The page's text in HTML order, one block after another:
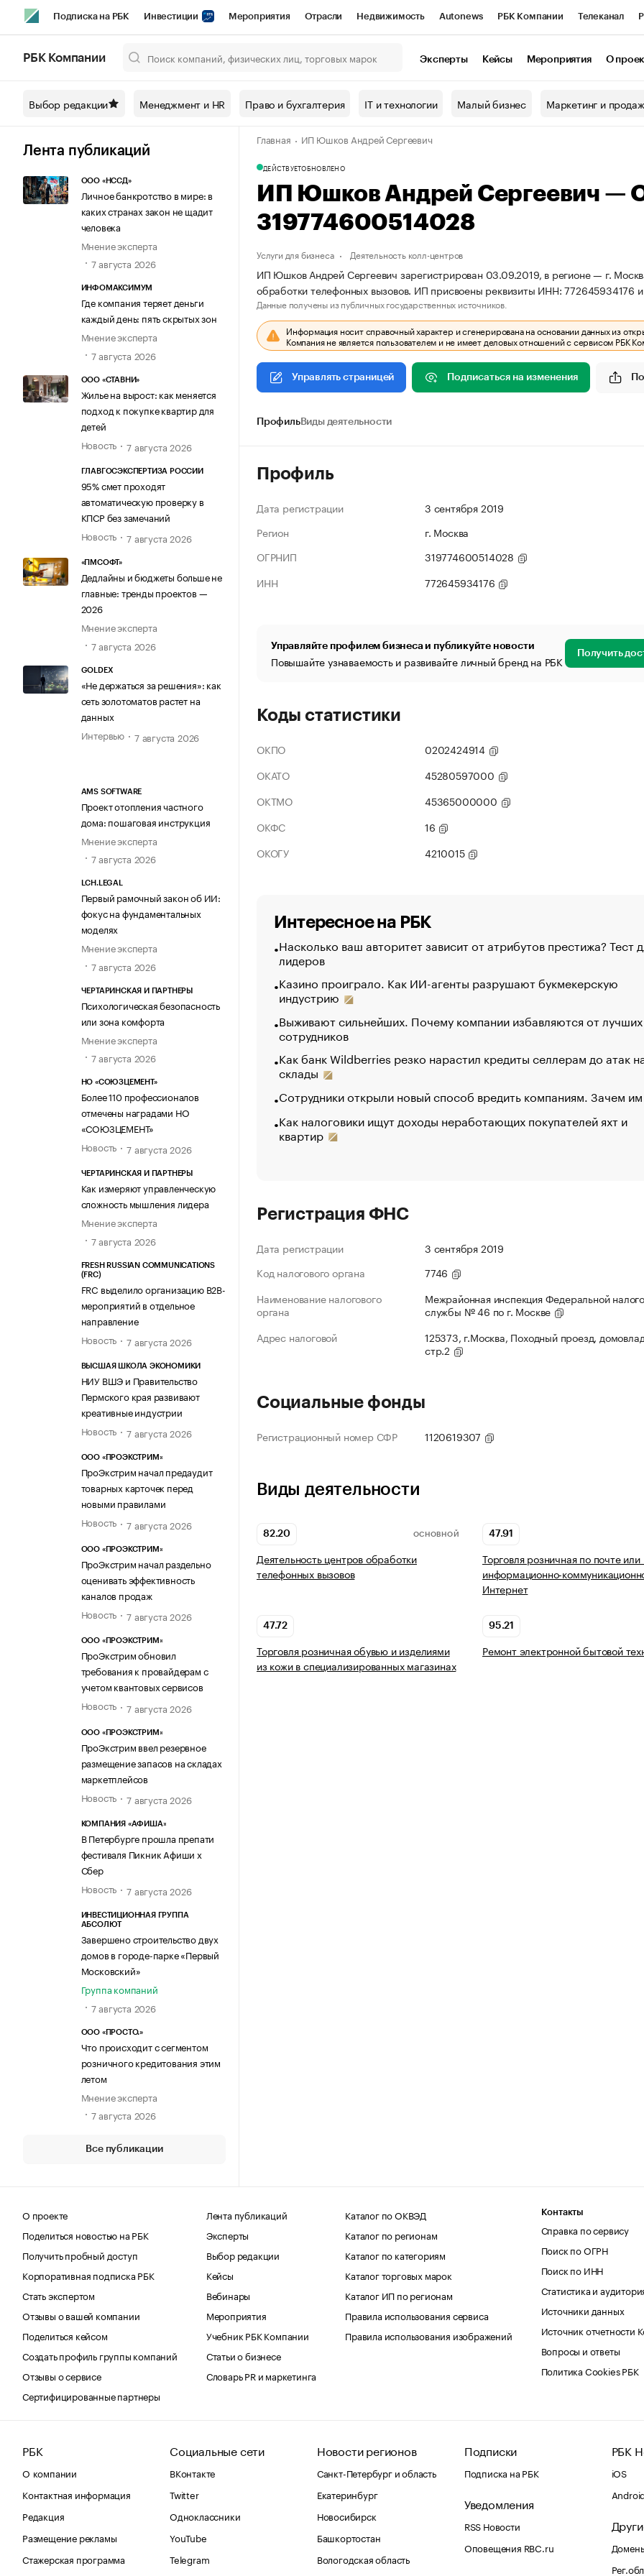
Подписка на РБК Инвестиции Мероприятия Отрасли Недвижимость Autonews РБК Компании Телеканал
Спецпроекты СПб Конференции СПб Спецпроекты Проверка контрагентов
Технологии и медиа Рынок наличной валюты
РБК Компании Эксперты Кейсы Мероприятия О
Выбор редакции Менеджмент и HR Право и бухгалтерия IT и технологии Малый бизнес Маркетинг и
Лента публикаций
ООО «НССД»
Личное банкротство в мире: в
каких странах закон не щадит
человека
Мнение эксперта
7 августа 2026
ИНФОМАКСИМУМ
Где компания теряет деньги
каждый день: пять скрытых зон
Мнение эксперта
7 августа 2026
ООО «СТАВНИ»
Жилье на вырост: как меняется
подход к покупке квартир для
детей
Новость
7 августа 2026
ГЛАВГОСЭКСПЕРТИЗА РОССИИ
95% смет проходят
автоматическую проверку в
КПСР без замечаний
Новость
7 августа 2026
«ПМСОФТ»
Дедлайны и бюджеты больше не
главные: тренды проектов —
2026
Мнение эксперта
7 августа 2026
GOLDEX
«Не держаться за решения»: как
сеть золотоматов растет на
данных
Интервью
7 августа 2026
AMS SOFTWARE
Проект отопления частного
дома: пошаговая инструкция
Мнение эксперта
7 августа 2026
LCH.LEGAL
Первый рамочный закон об ИИ:
фокус на фундаментальных
моделях
Мнение эксперта
7 августа 2026
ЧЕРТАРИНСКАЯ И ПАРТНЕРЫ
Психологическая безопасность
или зона комфорта
Мнение эксперта
7 августа 2026
НО «СОЮЗЦЕМЕНТ»
Более 110 профессионалов
отмечены наградами НО
«СОЮЗЦЕМЕНТ»
Новость
7 августа 2026
ЧЕРТАРИНСКАЯ И ПАРТНЕРЫ
Как измеряют управленческую
сложность мышления лидера
Мнение эксперта
7 августа 2026
FRESH RUSSIAN COMMUNICATIONS
(FRC)
FRC выделило организацию B2B-
мероприятий в отдельное
направление
Новость
7 августа 2026
ВЫСШАЯ ШКОЛА ЭКОНОМИКИ
НИУ ВШЭ и Правительство
Пермского края развивают
креативные индустрии
Новость
7 августа 2026
ООО «ПРОЭКСТРИМ»
ПроЭкстрим начал предаудит
товарных карточек перед
новыми правилами
Новость
7 августа 2026
ООО «ПРОЭКСТРИМ»
ПроЭкстрим начал раздельно
оценивать эффективность
каналов продаж
Новость
7 августа 2026
ООО «ПРОЭКСТРИМ»
ПроЭкстрим обновил
требования к провайдерам с
учетом квантовых сервисов
Новость
7 августа 2026
ООО «ПРОЭКСТРИМ»
ПроЭкстрим ввел резервное
размещение запасов на складах
маркетплейсов
Новость
7 августа 2026
КОМПАНИЯ «АФИША»
В Петербурге прошла препати
фестиваля Пикник Афиши х
Сбер
Новость
7 августа 2026
ИНВЕСТИЦИОННАЯ ГРУППА
АБСОЛЮТ
Завершено строительство двух
домов в городе-парке «Первый
Московский»
Группа компаний
7 августа 2026
ООО «ПРОСТО.»
Что происходит с сегментом
розничного кредитования этим
летом
Мнение эксперта
7 августа 2026
Все публикации
Главная ИП Юшков Андрей Сергеевич
ДЕЙСТВУЕТОБНОВЛЕНО
ИП Юшков Андрей Сергеевич —
319774600514028
Услуги для бизнеса Деятельность колл-центров
ИП Юшков Андрей Сергеевич зарегистрирован 03.09.2019, в регионе — г.
обработки телефонных вызовов. ИП присвоены реквизиты ИНН:
Данные получены из публичных государственных источников.
Информация носит справочный характер и сгенерирована на основании данных из
Компания не является пользователем и не имеет деловых отношений с сервисом РБК
Управлять страницей Подписаться на изменения
ПрофильВиды деятельности
Профиль
Дата регистрации
3 сентября 2019
Регион
г. Москва
ОГРНИП
319774600514028
ИНН
772645934176
Управляйте профилем бизнеса и публикуйте новости
Повышайте узнаваемость и развивайте личный бренд на РБК Получить
Коды статистики
ОКПО
0202424914
ОКАТО
45280597000
ОКТМО
45365000000
ОКФС
16
ОКОГУ
4210015
Интересное на РБК
Насколько ваш авторитет зависит от атрибутов престижа? Тест
лидеров
Казино проиграло. Как ИИ-агенты разрушают букмекерскую
индустрию
Выживают сильнейших. Почему компании избавляются от лучших
сотрудников
Как банк Wildberries резко нарастил кредиты селлерам до атак
склады
Сотрудники открыли новый способ вредить компаниям. Зачем
Как налоговики ищут доходы неработающих покупателей яхт и
квартир
Регистрация ФНС
Дата регистрации
3 сентября 2019
Код налогового органа
7746
Наименование налогового
органа
Межрайонная инспекция Федеральной
службы № 46 по г. Москве
Адрес налоговой
125373, г.Москва, Походный проезд,
стр.2
Социальные фонды
Регистрационный номер СФР 1120619307
Виды деятельности
82.20 ОСНОВНОЙ
Деятельность центров обработки
телефонных вызовов
47.91
Торговля розничная по почте или
информационно-
Интернет
47.72
Торговля розничная обувью и изделиями
из кожи в специализированных магазинах
95.21
Ремонт электронной бытовой
О проекте
Поделиться новостью на РБК
Получить пробный доступ
Корпоративная подписка РБК
Стать экспертом
Отзывы о вашей компании
Поделиться кейсом
Создать профиль группы компаний
Отзывы о сервисе
Сертифицированные партнеры
Лента публикаций
Эксперты
Выбор редакции
Кейсы
Вебинары
Мероприятия
Учебник РБК Компании
Статьи о бизнесе
Словарь PR и маркетинга
Каталог по ОКВЭД
Каталог по регионам
Каталог по категориям
Каталог торговых марок
Каталог ИП по регионам
Правила использования сервиса
Правила использования изображений
Контакты
Справка по сервису
Поиск по ОГРН
Поиск по ИНН
Статистика и
Источники данных
Источник отчетности
Вопросы и ответы
Политика Cookies РБК
РБК
О компании
Контактная информация
Редакция
Размещение рекламы
Стажерская программа
Социальные сети
ВКонтакте
Twitter
Одноклассники
YouTube
Telegram
Новости регионов
Санкт-Петербург и область
Екатеринбург
Новосибирск
Башкортостан
Вологодская область
Подписки
Подписка на РБК
Уведомления
RSS Новости
Оповещения RBC.ru
РБК
iOS